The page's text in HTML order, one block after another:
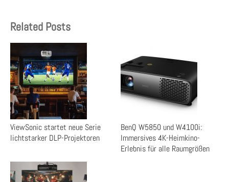
Related Posts
ViewSonic startet neue Serie
lichtstarker DLP-Projektoren
BenQ W5850 und W4100i:
Immersives 4K-Heimkino-
Erlebnis für alle Raumgrößen